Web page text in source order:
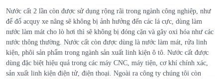
Nước cất 2 lần còn được sử dụng rộng rãi trong ngành công nghiệp, như
để đổ acquy xe nâng sẽ không bị ảnh hưởng đến các lá cực, dùng làm
nước làm mát cho lò hơi thì sẽ không bị đóng cặn và gây oxi hóa như các
nước thông thường. Nước cất còn được dùng là nước làm mát, rửa linh
kiện, phôi sản phẩm trong ngành sản xuất linh kiện ô tô. Nước cất được
dùng đặc biệt hiệu quả trong các máy CNC, máy tiện, cơ khí chính xác,
sản xuất linh kiện điện tử, điện thoại. Ngoài ra công ty chúng tôi còn